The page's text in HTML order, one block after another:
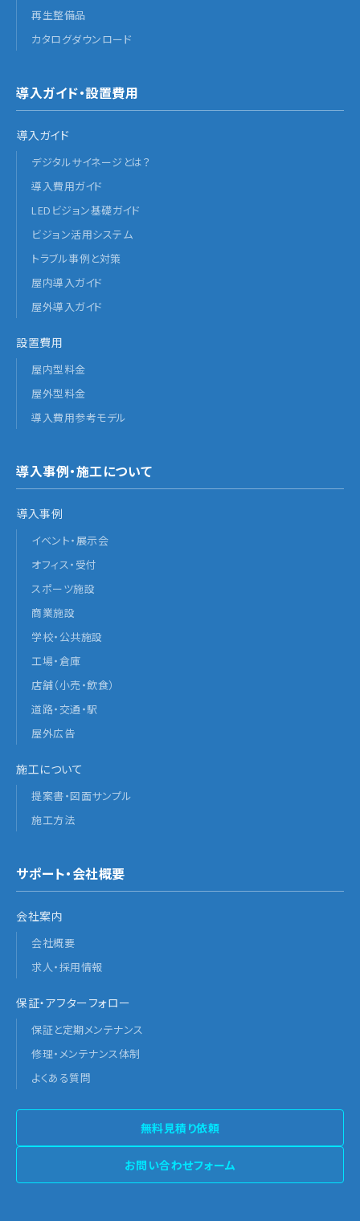
再生整備品
カタログダウンロード
導入ガイド・設置費用
導入ガイド
デジタルサイネージとは？
導入費用ガイド
LEDビジョン基礎ガイド
ビジョン活用システム
トラブル事例と対策
屋内導入ガイド
屋外導入ガイド
設置費用
屋内型料金
屋外型料金
導入費用参考モデル
導入事例・施工について
導入事例
イベント・展示会
オフィス・受付
スポーツ施設
商業施設
学校・公共施設
工場・倉庫
店舗（小売・飲食）
道路・交通・駅
屋外広告
施工について
提案書・図面サンプル
施工方法
サポート・会社概要
会社案内
会社概要
求人・採用情報
保証・アフターフォロー
保証と定期メンテナンス
修理・メンテナンス体制
よくある質問
無料見積り依頼
お問い合わせフォーム